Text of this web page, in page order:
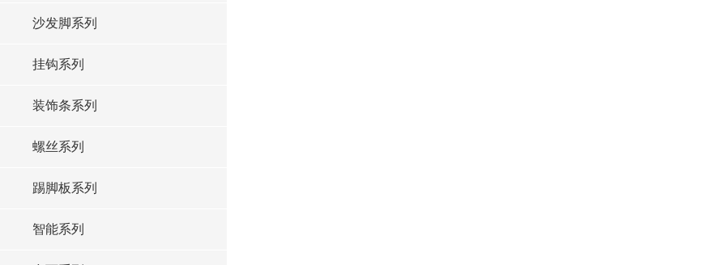
沙发脚系列
挂钩系列
装饰条系列
螺丝系列
踢脚板系列
智能系列